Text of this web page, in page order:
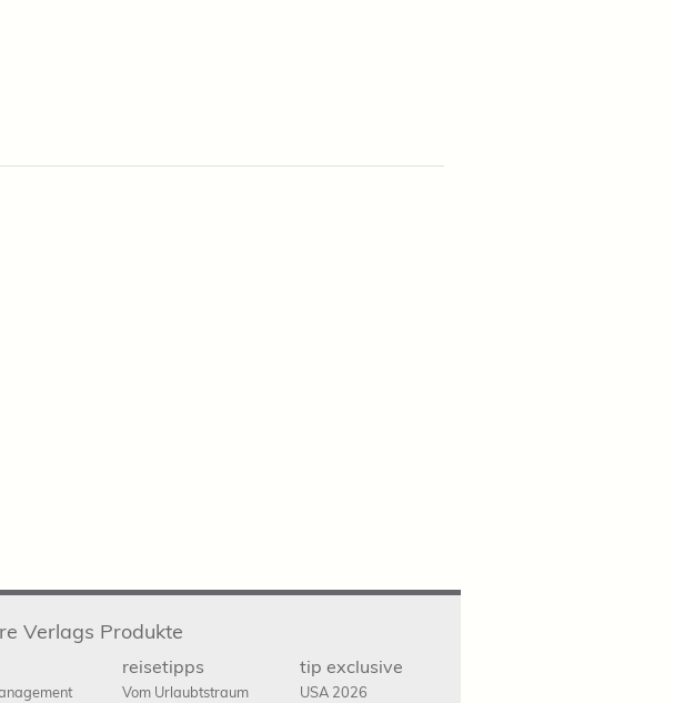
Verlags Produkte
reisetipps
Vom Urlaubtstraum
tip exclusive
USA 2026